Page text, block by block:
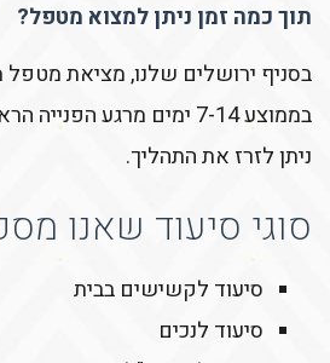
תוך כמה זמן ניתן למצוא מטפל?
בסניף ירושלים שלנו, מציאת
בממוצע 7-14 ימים מרגע
ניתן לזרז את התהליך.
סוגי סיעוד שאנו
סיעוד לקשישים בבית
סיעוד לנכים